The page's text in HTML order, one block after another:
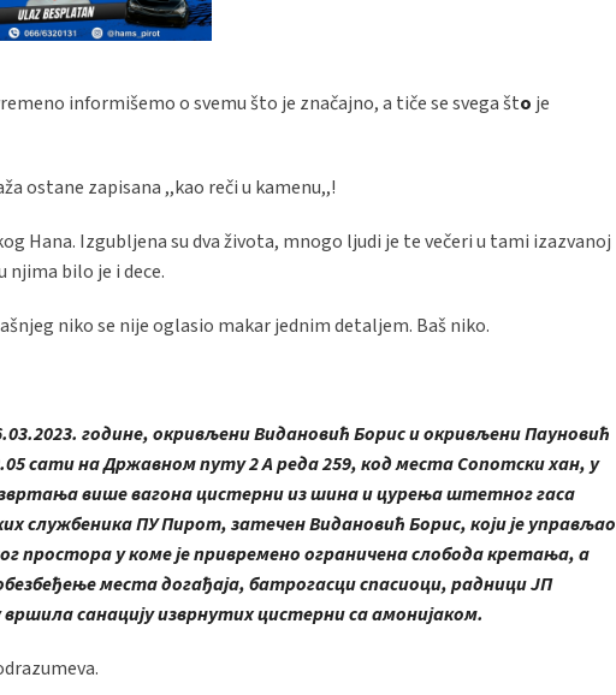
informišemo o svemu što je značajno, a tiče se svega što je
ostane zapisana ,,kao reči u kamenu,,!
Hana. Izgubljena su dva života, mnogo ljudi je te večeri u tami izazvanoj
njima bilo je i dece.
niko se nije oglasio makar jednim detaljem. Baš niko.
године, окривљени Видановић Борис и окривљени Пауновић
сати на Државном путу 2 А реда 259, код места Сопотски хан, у
више вагона цистерни из шина и цурења штетног гаса
службеника ПУ Пирот, затечен Видановић Борис, који је управљао
простора у коме је привремено ограничена слобода кретања, а
места догађаја, батрогасци спасиоци, радници ЈП
санацију изврнутих цистерни са амонијаком.